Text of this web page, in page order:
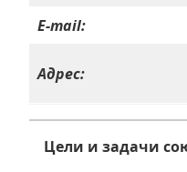
E-mail:
Адрес:
Цели и задачи